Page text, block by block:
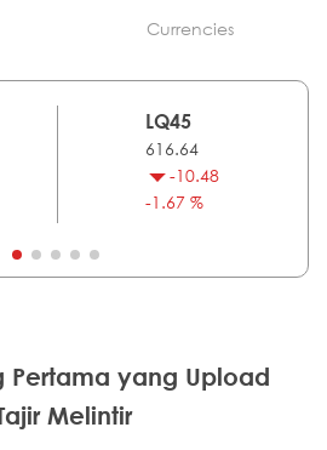
Currencies
LQ45
616.64
-10.48
-1.67 %
Pertama yang Upload
Melintir